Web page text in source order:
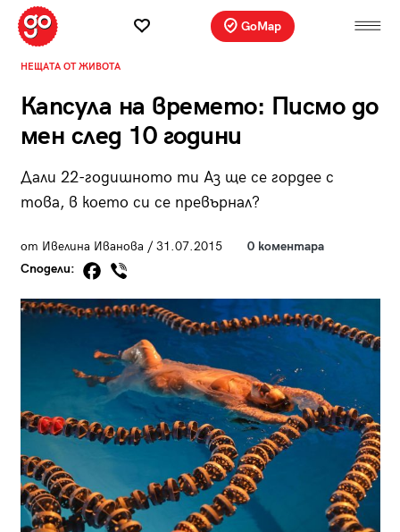
GoMap
НЕЩАТА ОТ ЖИВОТА
Капсула на времето: Писмо до
мен след 10 години
Дали 22-годишното ти Аз ще се гордее с
това, в което си се превърнал?
от Ивелина Иванова / 31.07.2015
0 коментара
Сподели: